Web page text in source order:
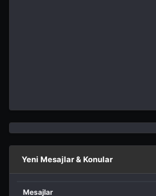
Yeni Mesajlar & Konular
Mesajlar